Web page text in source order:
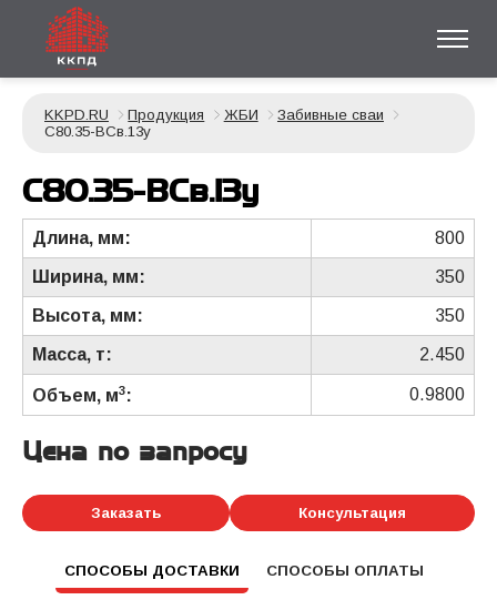
KKPD.RU Продукция ЖБИ
Забивные сваи
С80.35-ВСв.13у
С80.35-ВСв.13у
Длина, мм: 800
Ширина, мм: 350
Высота, мм: 350
Масса, т: 2.450
Объем, м3: 0.9800
Цена по запросу
Заказать Консультация
СПОСОБЫ ДОСТАВКИ СПОСОБЫ ОПЛАТЫ